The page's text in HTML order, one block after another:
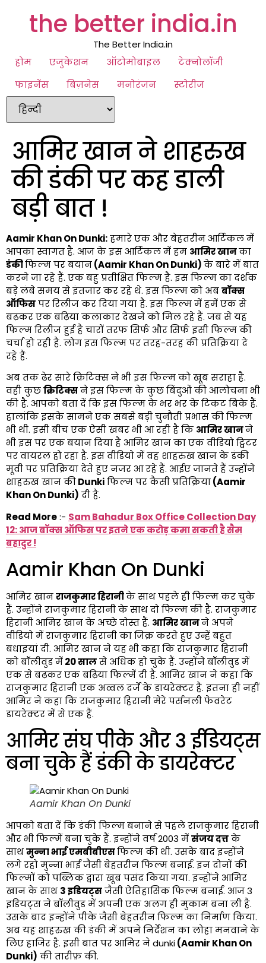
the better india.in
The Better India.in
होम
एजुकेशन ऑटोमोबाइल
टेक्नोलॉजी
फाइनेंस
बिज़नेस मनोरंजन स्टोरीज
आमिर खान ने शाहरुख
की डंकी पर कह डाली
बड़ी बात !
Aamir Khan On Dunki:हमारे एक और बेहतरीन आर्टिकल में
आपका स्वागत है. आज के इस आर्टिकल में हम आमिर खानका
डंकीफिल्म पर बयान(Aamir Khan On Dunki)के बारे में बात
करने जा रहे हैं. एक बहु प्रतीक्षित फिल्म है. इस फिल्म का दर्शक
बड़े लंबे समय से इंतजार कर रहे थे. इस फिल्म को अबबॉक्स
ऑफिसपर रिलीज कर दिया गया है. इस फिल्म में हमें एक से
बढ़कर एक बढ़िया कलाकार देखने को मिल रहे हैं. जब से यह
फिल्म रिलीज हुई है चारों तरफ सिर्फ और सिर्फ इसी फिल्म की
चर्चा हो रही है. लोग इस फिल्म पर तरह-तरह की प्रतिक्रिया दे
रहे हैं.
अब तक ढेर सारे क्रिटिक्स ने भी इस फिल्म को खूब सराहा है.
वही कुछक्रिटिक्सने इस फिल्म के कुछ बिंदुओं की आलोचना भी
की है. आपको बता दें कि इस फिल्म के भर भर के टिकट बिके हैं.
हालांकि इसके सामने एक सबसे बड़ी चुनौती प्रभास की फिल्म
भी थी. इसी बीच एक ऐसी खबर भी आ रही है कि आमिर खानने
भी इस पर एक बयान दिया है आमिर खान का एक वीडियो ट्विटर
पर वायरल हो रहा है. इस वीडियो में वह शाहरुख खान के डंकी
मूवी पर प्रतिक्रिया देते हुए नजर आ रहे हैं. आईए जानते हैं उन्होंने
शाहरुख खान कीDunkiफिल्म पर कैसी प्रतिक्रिया(Aamir
Khan On Dunki) दी है.
Read More:- Sam Bahadur Box Office Collection Day
12: आज बॉक्स ऑफिस पर इतने एक करोड़ कमा सकती है सैम
बहादुर !
Aamir Khan On Dunki
आमिर खानराजकुमार हिरानीके साथ पहले ही फिल्म कर चुके
हैं. उन्होंने राजकुमार हिरानी के साथ दो फिल्म की है. राजकुमार
हिरानी आमिर खान के अच्छे दोस्त हैं. आमिर खानने अपने
वीडियो में राजकुमार हिरानी का जिक्र करते हुए उन्हें बहुत
बधाइयां दी. आमिर खान ने यह भी कहा कि राजकुमार हिरानी
को बॉलीवुड में20 सालसे अधिक हो चुके हैं. उन्होंने बॉलीवुड में
एक से बढ़कर एक बढ़िया फिल्में दी है. आमिर खान ने कहा कि
राजकुमार हिरानी एक अव्वल दर्जे के डायरेक्टर हैं. इतना ही नहीं
आमिर ने कहा कि राजकुमार हिरानी मेरे पर्सनली फेवरेट
डायरेक्टर में से एक हैं.
आमिर संघ पीके और 3 ईडियट्स
बना चुके हैं डंकी के डायरेक्टर
Aamir Khan On Dunki
आपको बता दें कि डंकी फिल्म बनाने से पहले राजकुमार हिरानी
और भी फिल्में बना चुके हैं. इन्होंने वर्ष 2003 मेंसंजय दत्तके
साथमुन्ना भाई एमबीबीएसफिल्म की थी. उसके बाद इन्होंने
लगे रहो मुन्ना भाई जैसी बेहतरीन फिल्म बनाई. इन दोनों की
फिल्मों को पब्लिक द्वारा खूब पसंद किया गया. इन्होंने आमिर
खान के साथ 3 इडियट्सजैसी ऐतिहासिक फिल्म बनाई. आज 3
इडियट्स ने बॉलीवुड में अपनी एक अलग ही मुकाम बना ली है.
उसके बाद इन्होंने पीके जैसी बेहतरीन फिल्म का निर्माण किया.
अब यह शाहरुख की डंकी में अपने निर्देशन का लोहा मनवाने के
लिए हाजिर है. इसी बात पर आमिर ने dunki(Aamir Khan On
Dunki) की तारीफ़ की.